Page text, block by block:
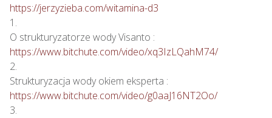
https://jerzyzieba.com/witamina-d3
1.
https://www.bitchute.com/video/xq3IzLQahM74/
2.
https://www.bitchute.com/video/g0aaJ16NT2Oo/
3.